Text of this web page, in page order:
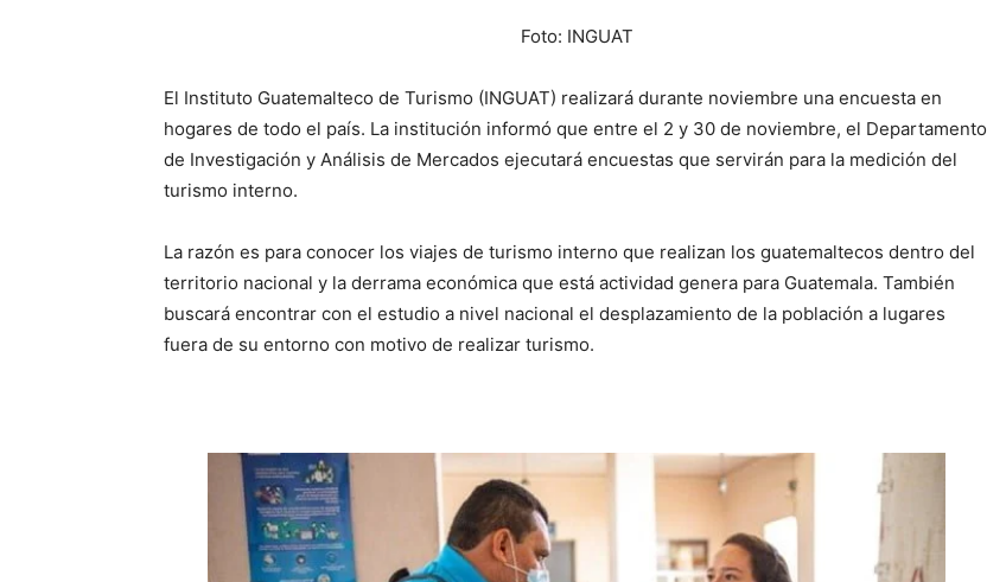
Foto: INGUAT
El Instituto Guatemalteco de Turismo (INGUAT) realizará durante noviembre una encuesta en
hogares de todo el país. La institución informó que entre el 2 y 30 de noviembre, el Departamento
de Investigación y Análisis de Mercados ejecutará encuestas que servirán para la medición del
turismo interno.
La razón es para conocer los viajes de turismo interno que realizan los guatemaltecos dentro del
territorio nacional y la derrama económica que está actividad genera para Guatemala. También
buscará encontrar con el estudio a nivel nacional el desplazamiento de la población a lugares
fuera de su entorno con motivo de realizar turismo.